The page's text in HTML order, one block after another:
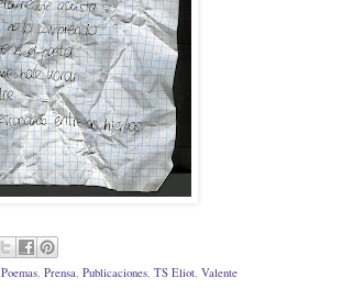
Poemas, Prensa, Publicaciones, TS Eliot, Valente